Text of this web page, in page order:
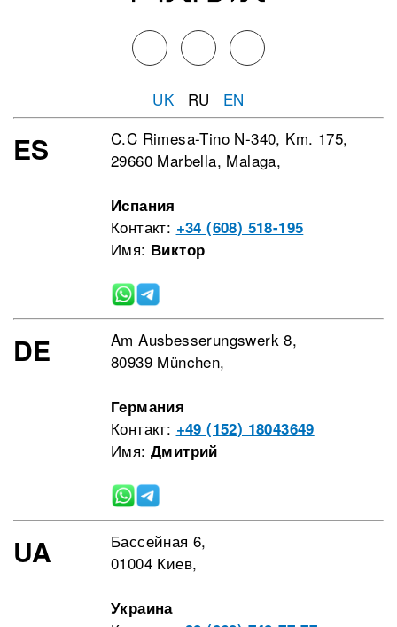
UK RU EN
ES
C.C Rimesa-Tino N-340, Km. 175,
29660 Marbella, Malaga,
Испания
Контакт: +34 (608) 518-195
Имя: Виктор
DE
Am Ausbesserungswerk 8,
80939 München,
Германия
Контакт: +49 (152) 18043649
Имя: Дмитрий
UA
Бассейная 6,
01004 Киев,
Украина